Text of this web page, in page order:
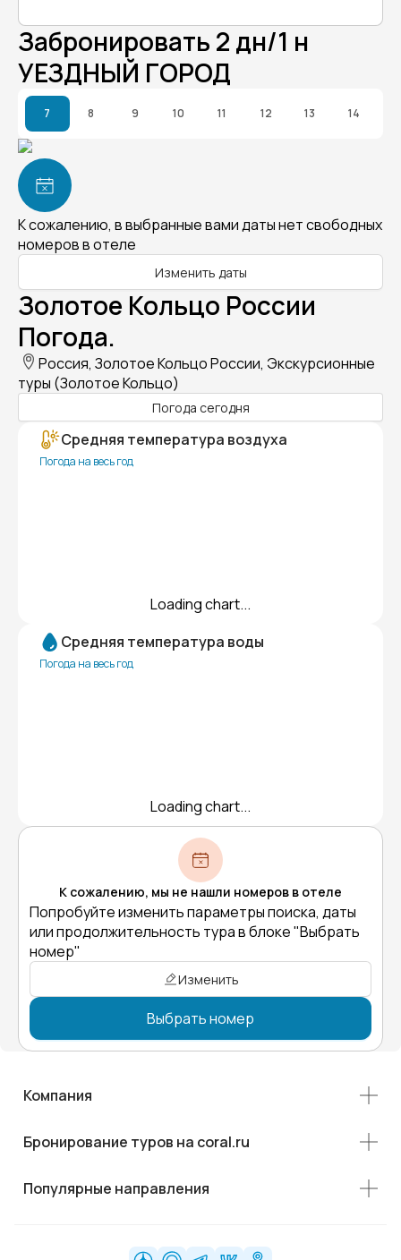
Забронировать 2 дн/1 н
УЕЗДНЫЙ ГОРОД
7 8 9 10 11 12 13 14
К сожалению, в выбранные вами даты нет свободных
номеров в отеле
Изменить даты
Золотое Кольцо России
Погода.
Россия, Золотое Кольцо России, Экскурсионные
туры (Золотое Кольцо)
Погода сегодня
Средняя температура воздуха
Погода на весь год
Loading chart...
Средняя температура воды
Погода на весь год
Loading chart...
К сожалению, мы не нашли номеров в отеле
Попробуйте изменить параметры поиска, даты
или продолжительность тура в блоке "Выбрать
номер"
Изменить
Выбрать номер
Компания
Бронирование туров на coral.ru
Популярные направления